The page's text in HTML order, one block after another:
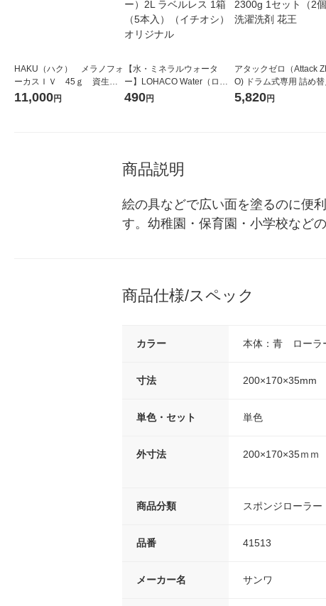
HAKU（ハク） メラノフォ
ーカスＩＶ 45ｇ 資生
堂 おまけ付き
11,000円
【水・ミネラルウォータ
ー】LOHACO Water（ロハ
コウォーター）2L ラベルレ
490円
アタックゼロ（Attack
O) ドラム式専用 詰め替
ガジャンボ 2300g 1セッ
5,820円
商品説明
絵の具などで広い面を塗るのに便
す。幼稚園・保育園・小学校など
商品仕様/スペック
カラー 本体：青 ローラ
寸法 200×170×35mm
単色・セット 単色
外寸法 200×170×35ｍｍ
商品分類 スポンジローラー
品番 41513
メーカー名 サンワ